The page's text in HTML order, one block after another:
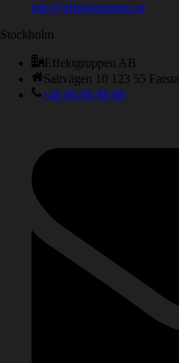
info@effektgruppen.se
Stockholm
Effektgruppen AB
Saltvägen 10 123 55 Farsta
+46 60-66 88 88